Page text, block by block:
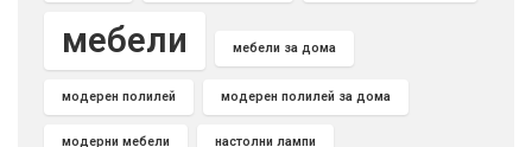
мебели мебели за дома
модерен полилей модерен полилей за дома
модерни мебели настолни лампи